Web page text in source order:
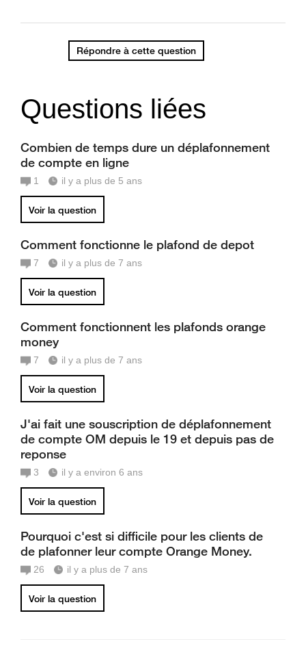
Répondre à cette question
Questions liées
Combien de temps dure un déplafonnement
de compte en ligne
1 il y a plus de 5 ans
Voir la question
Comment fonctionne le plafond de depot
7 il y a plus de 7 ans
Voir la question
Comment fonctionnent les plafonds orange
money
7 il y a plus de 7 ans
Voir la question
J'ai fait une souscription de déplafonnement
de compte OM depuis le 19 et depuis pas de
reponse
3 il y a environ 6 ans
Voir la question
Pourquoi c'est si difficile pour les clients de
de plafonner leur compte Orange Money.
26 il y a plus de 7 ans
Voir la question